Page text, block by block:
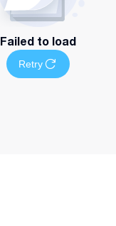
Failed to load
Retry